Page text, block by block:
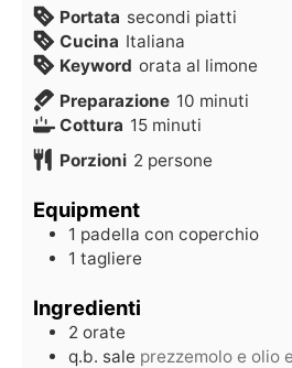
Portata secondi piatti
Cucina Italiana
Keyword orata al limone
Preparazione 10 minuti
Cottura 15 minuti
Porzioni 2 persone
Equipment
1 padella con coperchio
1 tagliere
Ingredienti
2 orate
q.b. sale prezzemolo e olio